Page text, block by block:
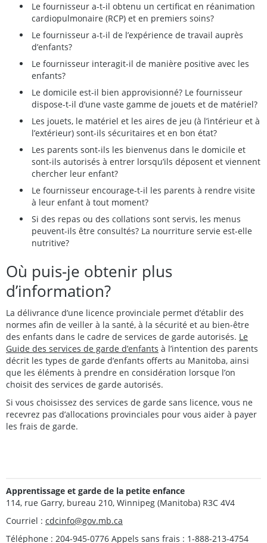
Le fournisseur a-t-il obtenu un certificat en réanimation
cardiopulmonaire (RCP) et en premiers soins?
Le fournisseur a-t-il de l’expérience de travail auprès
d’enfants?
Le fournisseur interagit-il de manière positive avec les
enfants?
Le domicile est-il bien approvisionné? Le fournisseur
dispose-t-il d’une vaste gamme de jouets et de matériel?
Les jouets, le matériel et les aires de jeu (à l’intérieur et à
l’extérieur) sont-ils sécuritaires et en bon état?
Les parents sont-ils les bienvenus dans le domicile et
sont-ils autorisés à entrer lorsqu’ils déposent et viennent
chercher leur enfant?
Le fournisseur encourage-t-il les parents à rendre visite
à leur enfant à tout moment?
Si des repas ou des collations sont servis, les menus
peuvent-ils être consultés? La nourriture servie est-elle
nutritive?
Où puis-je obtenir plus
d’information?
La délivrance d’une licence provinciale permet d’établir des
normes afin de veiller à la santé, à la sécurité et au bien-être
des enfants dans le cadre de services de garde autorisés. Le
Guide des services de garde d’enfants à l’intention des parents
décrit les types de garde d’enfants offerts au Manitoba, ainsi
que les éléments à prendre en considération lorsque l’on
choisit des services de garde autorisés.
Si vous choisissez des services de garde sans licence, vous ne
recevrez pas d’allocations provinciales pour vous aider à payer
les frais de garde.
Apprentissage et garde de la petite enfance
114, rue Garry, bureau 210, Winnipeg (Manitoba) R3C 4V4
Courriel : cdcinfo@gov.mb.ca
Téléphone : 204-945-0776 Appels sans frais : 1-888-213-4754